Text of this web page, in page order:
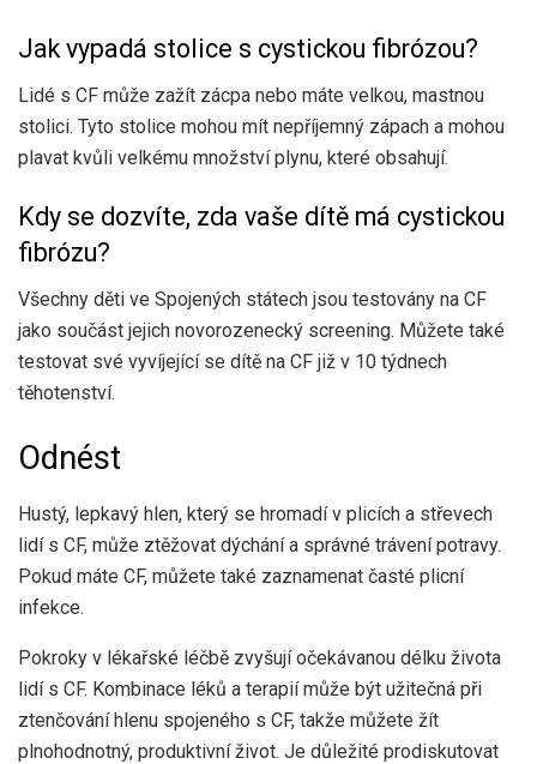
Jak vypadá stolice s cystickou fibrózou?
Lidé s CF může zažít zácpa nebo máte velkou, mastnou
stolici. Tyto stolice mohou mít nepříjemný zápach a mohou
plavat kvůli velkému množství plynu, které obsahují.
Kdy se dozvíte, zda vaše dítě má cystickou
fibrózu?
Všechny děti ve Spojených státech jsou testovány na CF
jako součást jejich novorozenecký screening. Můžete také
testovat své vyvíjející se dítě na CF již v 10 týdnech
těhotenství.
Odnést
Hustý, lepkavý hlen, který se hromadí v plicích a střevech
lidí s CF, může ztěžovat dýchání a správné trávení potravy.
Pokud máte CF, můžete také zaznamenat časté plicní
infekce.
Pokroky v lékařské léčbě zvyšují očekávanou délku života
lidí s CF. Kombinace léků a terapií může být užitečná při
ztenčování hlenu spojeného s CF, takže můžete žít
plnohodnotný, produktivní život. Je důležité prodiskutovat